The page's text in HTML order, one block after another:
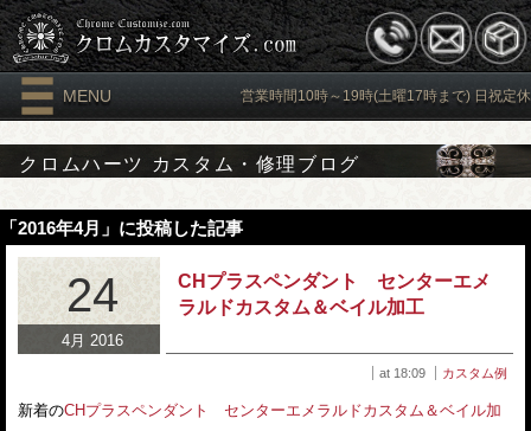
MENU 営業時間10時～19時(土曜17時まで) 日祝定休
クロムハーツ カスタム・修理ブログ
「2016年4月」に投稿した記事
24
4月 2016
CHプラスペンダント センターエメ
ラルドカスタム＆ベイル加工
at 18:09 カスタム例
新着のCHプラスペンダント センターエメラルドカスタム＆ベイル加